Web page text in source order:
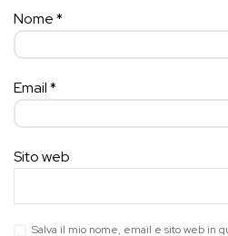
Nome*
Email*
Sito web
Salva il mio nome, email e sito web in